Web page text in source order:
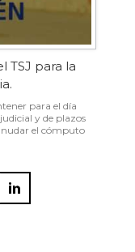
TSJ para la
para el día
y de plazos
el cómputo